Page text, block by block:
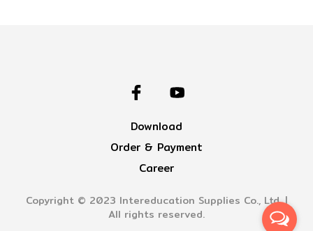
Download
Order & Payment
Career
Copyright © 2023 Intereducation Supplies Co., Ltd. |
All rights reserved.